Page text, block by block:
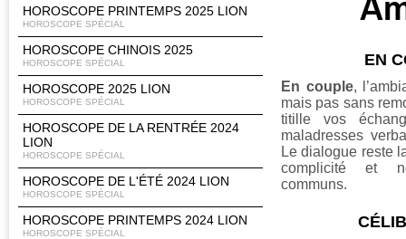
HOROSCOPE PRINTEMPS 2025 LION
HOROSCOPE SPÉCIAL
HOROSCOPE CHINOIS 2025
HOROSCOPE SPÉCIAL
HOROSCOPE 2025 LION
HOROSCOPE SPÉCIAL
HOROSCOPE DE LA RENTRÉE 2024
LION
HOROSCOPE SPÉCIAL
HOROSCOPE DE L'ÉTÉ 2024 LION
HOROSCOPE SPÉCIAL
HOROSCOPE PRINTEMPS 2024 LION
HOROSCOPE SPÉCIAL
EN
En couple,
mais pas sans
titille vos
maladresses
Le dialogue reste
complicité et
communs.